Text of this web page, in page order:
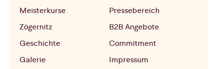
Meisterkurse
Zögernitz
Geschichte
Galerie
Pressebereich
B2B Angebote
Commitment
Impressum